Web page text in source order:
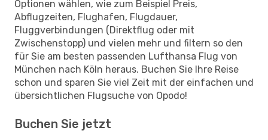
Optionen wählen, wie zum Beispiel Preis,
Abflugzeiten, Flughafen, Flugdauer,
Fluggverbindungen (Direktflug oder mit
Zwischenstopp) und vielen mehr und filtern so den
für Sie am besten passenden Lufthansa Flug von
München nach Köln heraus. Buchen Sie Ihre Reise
schon und sparen Sie viel Zeit mit der einfachen und
übersichtlichen Flugsuche von Opodo!
Buchen Sie jetzt